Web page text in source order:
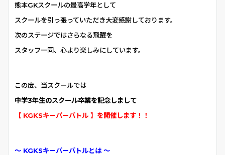
熊本GKスクールの最高学年として
スクールを引っ張っていただき大変感謝しております。
次のステージではさらなる飛躍を
スタッフ一同、心より楽しみにしています。
この度、当スクールでは
中学3年生のスクール卒業を記念しまして
【 KGKSキーパーバトル 】を開催します！！
～ KGKSキーパーバトルとは ～